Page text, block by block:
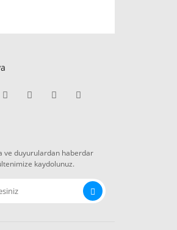
ve duyurulardan haberdar
kaydolunuz.